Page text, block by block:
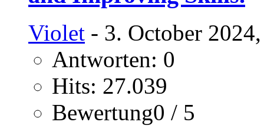
Violet - 3. October
Antworten: 0
Hits: 27.039
Bewertung0 / 5